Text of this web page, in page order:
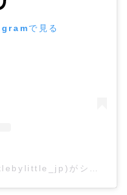
で見る
LITTLE BY LITTLE(@littlebylittle_jp)がシェアした投稿